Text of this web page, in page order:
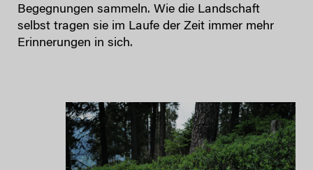
Begegnungen sammeln. Wie die Landschaft
selbst tragen sie im Laufe der Zeit immer mehr
Erinnerungen in sich.